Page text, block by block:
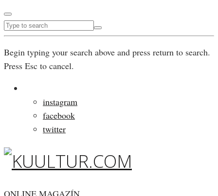
Begin typing your search above and press return to search.
Press Esc to cancel.
instagram
facebook
twitter